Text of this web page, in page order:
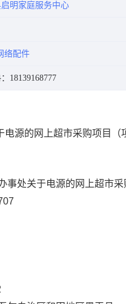
明家庭服务中心
络配件
18139168777
电源的网上超市采购项目
事处关于电源的网上超市采